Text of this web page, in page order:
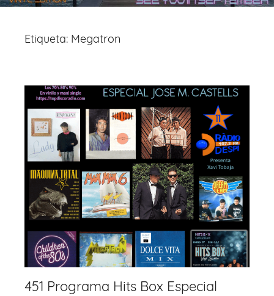
Etiqueta: Megatron
451 Programa Hits Box Especial